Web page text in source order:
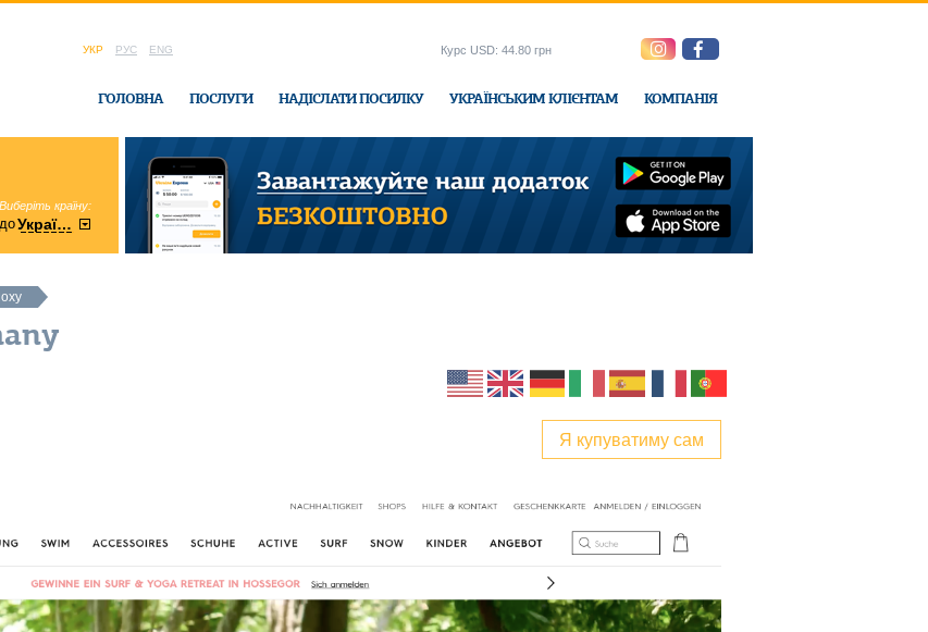
УКР РУС ENG
ГОЛОВНА ПОСЛУГИ НАДІСЛАТИ ПОСИЛКУ УКРАЇНСЬКИМ КЛІЄНТАМ КОМПАНІЯ
Курс USD: 44.80 грн
Виберіть країну:
доУкраїни
область:
Вінницька в офісі Ukraine-Express
Я купуватиму сам